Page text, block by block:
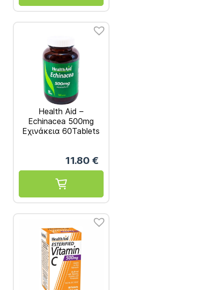
Health Aid –
Echinacea 500mg
Εχινάκεια 60Tablets
11.80 €